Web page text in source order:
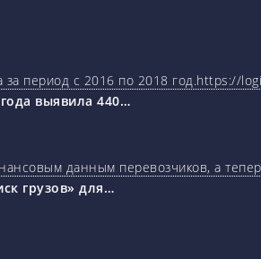
за период с 2016 по 2018 год.https://
выявила 440…
данным перевозчиков, а
грузов» для…